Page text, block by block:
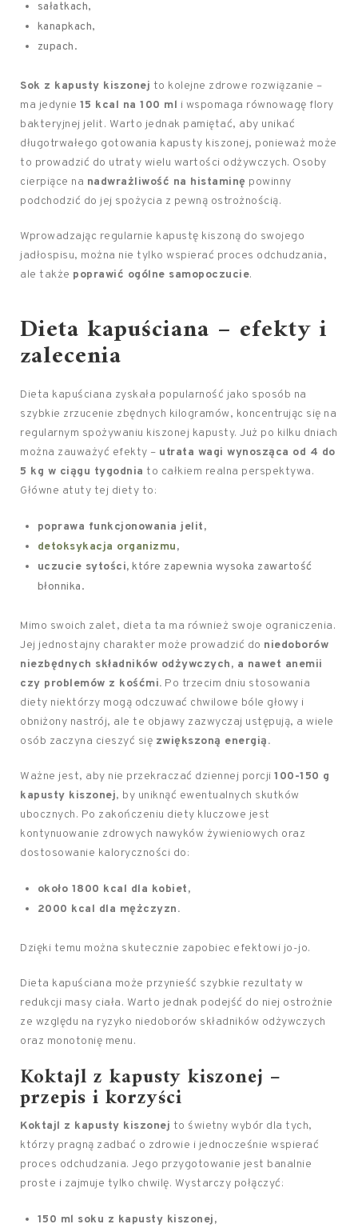
sałatkach,
kanapkach,
zupach.
Sok z kapusty kiszonej to kolejne zdrowe rozwiązanie –
ma jedynie 15 kcal na 100 ml i wspomaga równowagę flory
bakteryjnej jelit. Warto jednak pamiętać, aby unikać
długotrwałego gotowania kapusty kiszonej, ponieważ może
to prowadzić do utraty wielu wartości odżywczych. Osoby
cierpiące na nadwrażliwość na histaminę powinny
podchodzić do jej spożycia z pewną ostrożnością.
Wprowadzając regularnie kapustę kiszoną do swojego
jadłospisu, można nie tylko wspierać proces odchudzania,
ale także poprawić ogólne samopoczucie.
Dieta kapuściana – efekty i
zalecenia
Dieta kapuściana zyskała popularność jako sposób na
szybkie zrzucenie zbędnych kilogramów, koncentrując się na
regularnym spożywaniu kiszonej kapusty. Już po kilku dniach
można zauważyć efekty – utrata wagi wynosząca od 4 do
5 kg w ciągu tygodnia to całkiem realna perspektywa.
Główne atuty tej diety to:
poprawa funkcjonowania jelit,
detoksykacja organizmu,
uczucie sytości, które zapewnia wysoka zawartość
błonnika.
Mimo swoich zalet, dieta ta ma również swoje ograniczenia.
Jej jednostajny charakter może prowadzić do niedoborów
niezbędnych składników odżywczych, a nawet anemii
czy problemów z kośćmi. Po trzecim dniu stosowania
diety niektórzy mogą odczuwać chwilowe bóle głowy i
obniżony nastrój, ale te objawy zazwyczaj ustępują, a wiele
osób zaczyna cieszyć się zwiększoną energią.
Ważne jest, aby nie przekraczać dziennej porcji 100-150 g
kapusty kiszonej, by uniknąć ewentualnych skutków
ubocznych. Po zakończeniu diety kluczowe jest
kontynuowanie zdrowych nawyków żywieniowych oraz
dostosowanie kaloryczności do:
około 1800 kcal dla kobiet,
2000 kcal dla mężczyzn.
Dzięki temu można skutecznie zapobiec efektowi jo-jo.
Dieta kapuściana może przynieść szybkie rezultaty w
redukcji masy ciała. Warto jednak podejść do niej ostrożnie
ze względu na ryzyko niedoborów składników odżywczych
oraz monotonię menu.
Koktajl z kapusty kiszonej –
przepis i korzyści
Koktajl z kapusty kiszonej to świetny wybór dla tych,
którzy pragną zadbać o zdrowie i jednocześnie wspierać
proces odchudzania. Jego przygotowanie jest banalnie
proste i zajmuje tylko chwilę. Wystarczy połączyć:
150 ml soku z kapusty kiszonej,